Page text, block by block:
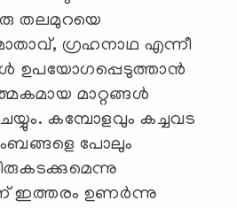
തലമുറയെ
ഗ്രഹനാഥ എന്നീ
ഉപയോഗപ്പെടുത്താൻ
മാറ്റങ്ങൾ
കമ്പോളവും കച്ചവട
പോലും
ഇത്തരം ഉണർന്നു